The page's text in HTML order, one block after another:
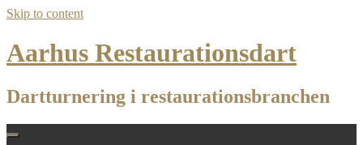
Skip to content
Aarhus Restaurationsdart
Dartturnering i restaurationsbranchen